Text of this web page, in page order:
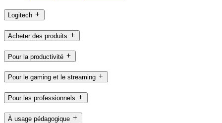
Logitech
Acheter des produits
Pour la productivité
Pour le gaming et le streaming
Pour les professionnels
À usage pédagogique